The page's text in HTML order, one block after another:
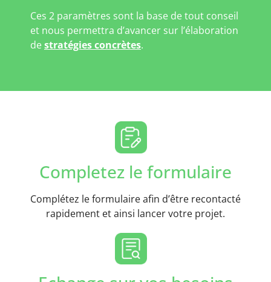
Ces 2 paramètres sont la base de tout conseil
et nous permettra d’avancer sur l’élaboration
destratégies concrètes.
Completez le formulaire
Complétez le formulaire afin d’être recontacté
rapidement et ainsi lancer votre projet.